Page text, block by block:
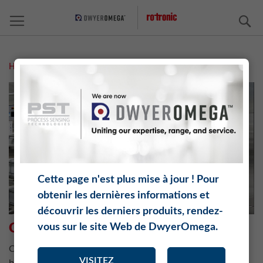
Home Chambres climatisées
CHAMBRES CLIMATISÉES
Chambers for climatic tests, stability evaluation and plant
Cette page n'est plus mise à jour ! Pour
obtenir les dernières informations et
découvrir les derniers produits, rendez-
vous sur le site Web de DwyerOmega.
VISITEZ